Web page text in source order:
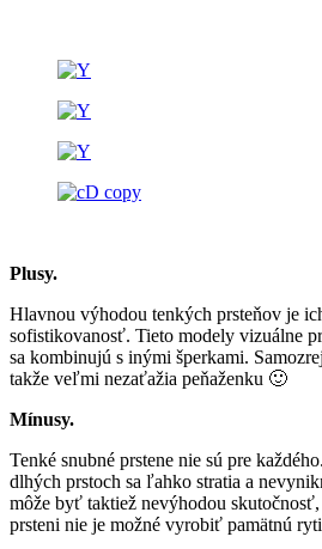
Plusy.
Hlavnou výhodou tenkých prsteňov je
sofistikovanosť. Tieto modely vizuálne
sa kombinujú s inými šperkami.
takže veľmi nezaťažia peňaženku 🙂
Mínusy.
Tenké snubné prstene nie sú pre
dlhých prstoch sa ľahko stratia a
môže byť taktiež nevýhodou
prsteni nie je možné vyrobiť pamätnú